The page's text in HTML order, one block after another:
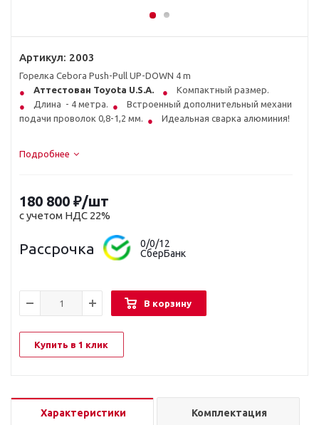
Артикул: 2003
Горелка Cebora Push-Pull UP-DOWN 4 m
Аттестован Toyota U.S.A.
Компактный размер.
Длина - 4 метра.
Встроенный дополнительный механизм
подачи проволок 0,8-1,2 мм.
Идеальная сварка алюминия!
Подробнее
180 800 ₽/шт
с учетом НДС 22%
Рассрочка
0/0/12
СберБанк
В корзину
Купить в 1 клик
Характеристики Комплектация